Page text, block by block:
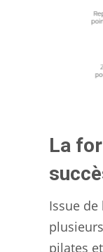
La
Issue de
pilates